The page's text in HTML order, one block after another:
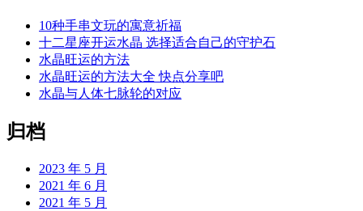
10种手串文玩的寓意祈福
十二星座开运水晶 选择适合自己的守护石
水晶旺运的方法
水晶旺运的方法大全 快点分享吧
水晶与人体七脉轮的对应
归档
2023 年 5 月
2021 年 6 月
2021 年 5 月